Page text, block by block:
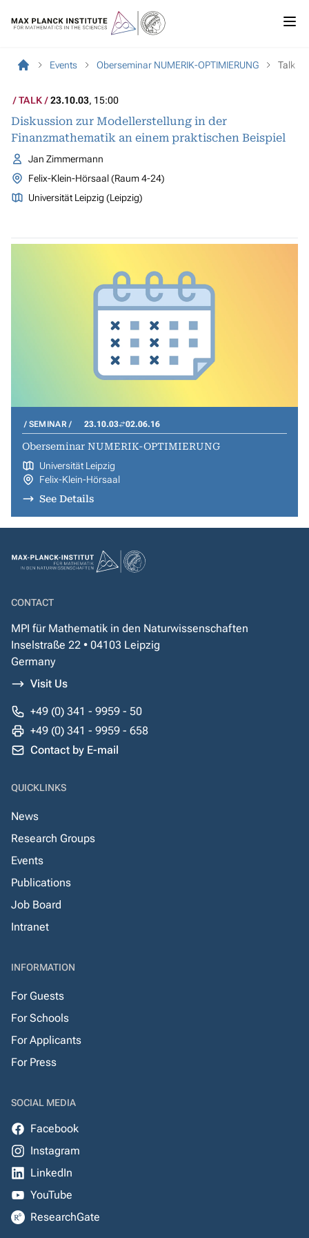
Events Oberseminar NUMERIK-OPTIMIERUNG Talk
TALK 23.10.03, 15:00
Diskussion zur Modellerstellung in der
Finanzmathematik an einem praktischen Beispiel
Jan Zimmermann
Felix-Klein-Hörsaal (Raum 4-24)
Universität Leipzig (Leipzig)
SEMINAR 23.10.03 02.06.16
Oberseminar NUMERIK-OPTIMIERUNG
Universität Leipzig
Felix-Klein-Hörsaal
See Details
CONTACT
MPI für Mathematik in den Naturwissenschaften
Inselstraße 22 • 04103 Leipzig
Germany
Visit Us
+49 (0) 341 - 9959 - 50
+49 (0) 341 - 9959 - 658
Contact by E-mail
QUICKLINKS
News
Research Groups
Events
Publications
Job Board
Intranet
INFORMATION
For Guests
For Schools
For Applicants
For Press
SOCIAL MEDIA
Facebook
Instagram
LinkedIn
YouTube
ResearchGate